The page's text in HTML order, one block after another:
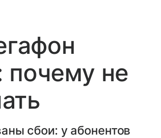
почему не
сбои: у абонентов